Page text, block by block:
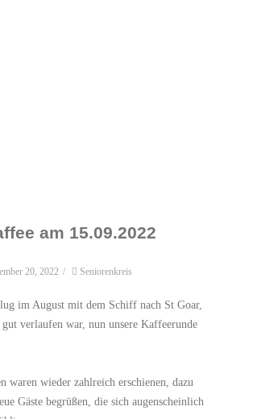
am 15.09.2022
20, 2022 / Seniorenkreis
im August mit dem Schiff nach St Goar,
verlaufen war, nun unsere Kaffeerunde
waren wieder zahlreich erschienen, dazu
Gäste begrüßen, die sich augenscheinlich